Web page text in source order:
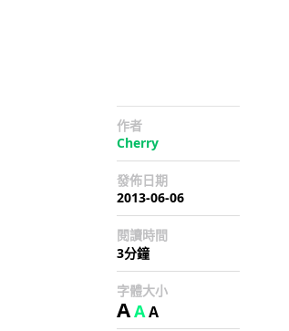
作者
Cherry
發佈日期
2013-06-06
閱讀時間
3分鐘
字體大小
AAA